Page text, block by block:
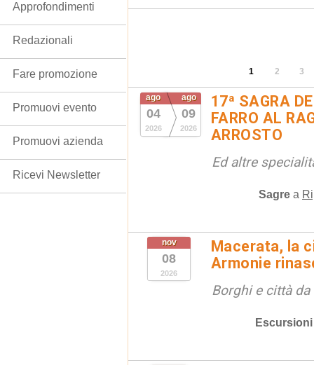
1 2 3
ago
04
2026
ago
09
2026
17ª SAGRA
FARRO AL
ARROSTO
Ed altre
Sagre a
nov
08
2026
Macerata, la
Armonie
Borghi e città
Escursioni
Approfondimenti
Redazionali
Fare promozione
Promuovi evento
Promuovi azienda
Ricevi Newsletter